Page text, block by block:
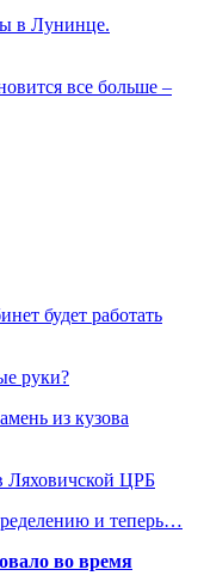
в Лунинце.
все больше –
будет работать
руки?
из кузова
Ляховичской ЦРБ
и теперь…
во время